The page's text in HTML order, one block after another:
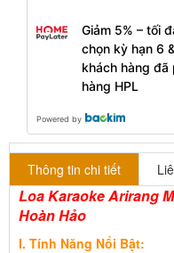
Giảm 5% – tối
chọn kỳ hạn 6
khách hàng đã
hàng HPL
Powered by
Thông tin chi tiết
Loa Karaoke Arirang
Hoàn Hảo
I. Tính Năng Nổi Bật: